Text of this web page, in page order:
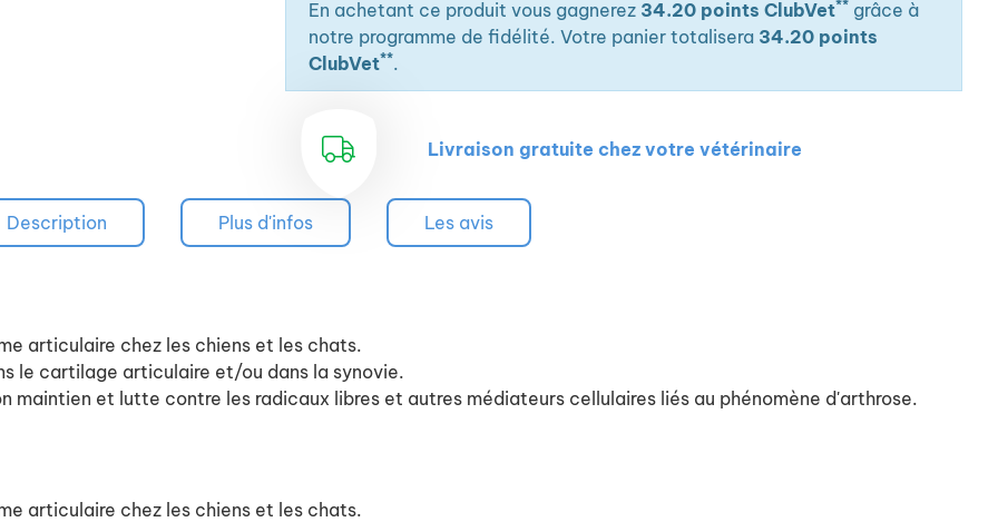
En achetant ce produit vous gagnerez 34.20 points ClubVet** grâce à
notre programme de fidélité. Votre panier totalisera 34.20 points
ClubVet**.
Livraison gratuite chez votre vétérinaire
Description Plus d'infos Les avis
articulaire chez les chiens et les chats.
le cartilage articulaire et/ou dans la synovie.
et lutte contre les radicaux libres et autres médiateurs cellulaires liés au phénomène d'arthrose.
articulaire chez les chiens et les chats.